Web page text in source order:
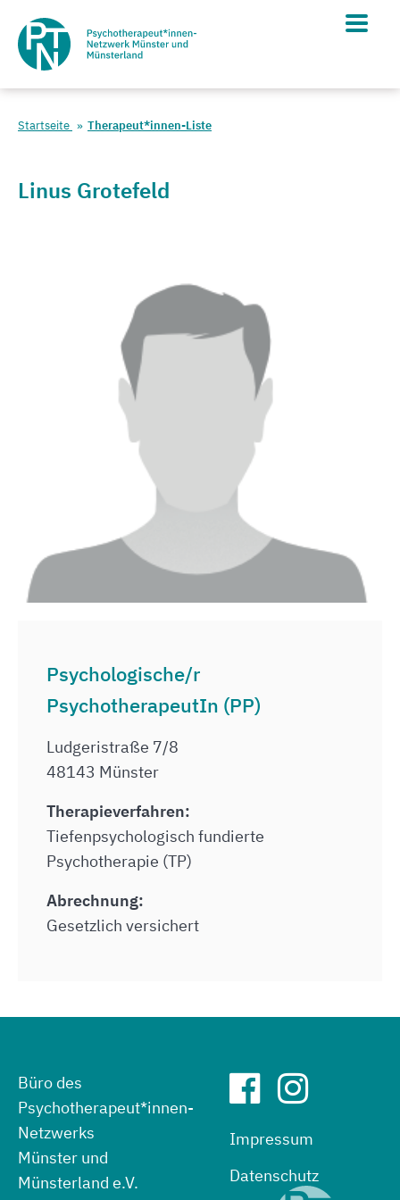
Startseite Therapeut*innen-Liste
Linus Grotefeld
Psychologische/r
PsychotherapeutIn (PP)
Ludgeristraße 7/8
48143 Münster
Therapieverfahren:
Tiefenpsychologisch fundierte
Psychotherapie (TP)
Abrechnung:
Gesetzlich versichert
Büro des
Psychotherapeut*innen-
Netzwerks
Münster und
Münsterland e.V.
Impressum
Datenschutz